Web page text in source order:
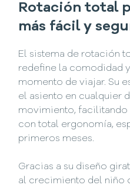
Rotación total
más fácil y
El sistema de rotación
redefine la comodidad
momento de viajar. Su
el asiento en cualquier
movimiento,
con total ergonomía,
primeros meses.
Gracias a su diseño
al crecimiento del niño